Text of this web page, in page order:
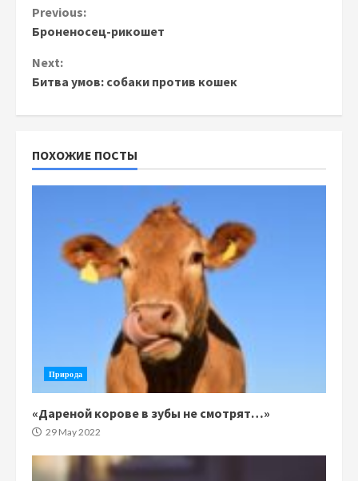
Continue
Reading
Previous:
Броненосец-рикошет
Next:
Битва умов: собаки против кошек
ПОХОЖИЕ ПОСТЫ
Природа
«Дареной корове в зубы не смотрят…»
29 May 2022